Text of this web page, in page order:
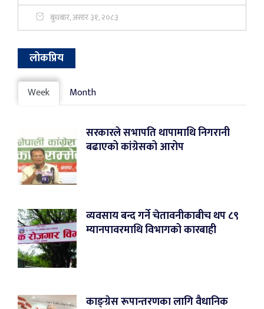
बुधबार, असार ३१, २०८३
लोकप्रिय
Week Month
सरकारले सभापति थापामाथि निगरानी
बढाएको कांग्रेसको आरोप
व्यवसाय बन्द गर्ने चेतावनीकाबीच थप ८९
म्यानपावरमाथि विभागको कारबाही
काङ्ग्रेस रूपान्तरणका लागि वैधानिक